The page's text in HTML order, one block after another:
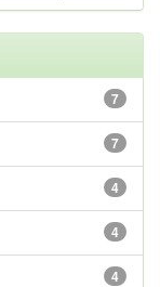
7
7
4
4
4